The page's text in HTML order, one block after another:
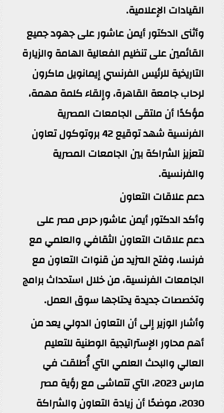
القيادات الإعلامية.
وأثنى الدكتور أيمن عاشور على جهود جميع
القائمين على تنظيم الفعالية الهامة والزيارة
التاريخية للرئيس الفرنسي إيمانويل ماكرون
لرحاب جامعة القاهرة، وإلقاء كلمة مهمة،
مؤكدًا أن ملتقى الجامعات المصرية
الفرنسية شهد توقيع 42 بروتوكول تعاون
لتعزيز الشراكة بين الجامعات المصرية
والفرنسية.
دعم علاقات التعاون
وأكد الدكتور أيمن عاشور حرص مصر على
دعم علاقات التعاون الثقافي والعلمي مع
فرنسا، وفتح المزيد من قنوات التعاون مع
الجامعات الفرنسية، من خلال استحداث برامج
وتخصصات جديدة يحتاجها سوق العمل.
وأشار الوزير إلى أن التعاون الدولي يعد من
أهم محاور الإستراتيجية الوطنية للتعليم
العالي والبحث العلمي التي أُطلقت في
مارس 2023، التي تتماشى مع رؤية مصر
2030، موضحًا أن زيادة التعاون والشراكة